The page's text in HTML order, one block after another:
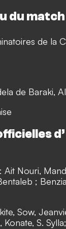
du match
de la
de Baraki,
Ait Nouri,
;
Sow,
S.